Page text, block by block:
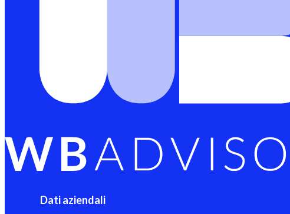
Dati aziendali